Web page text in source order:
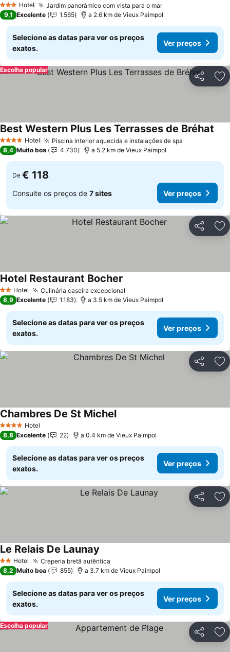
3 EstrelasHotel Jardim panorâmico com vista para o mar
9,1 Excelente 1.565 a 2.6 km de Vieux Paimpol
Selecione as datas para ver os preços
exatos.
Ver preços
Partilhar
Escolha popular
4 EstrelasHotel Piscina interior aquecida e instalações de spa
Best Western Plus Les Terrasses de Bréhat
8,4 Muito boa 4.730 a 5.2 km de Vieux Paimpol
De € 118
Consulte os preços de 7 sites Ver preços
Partilhar
2 Estrelas
Hotel Culinária caseira excepcional
Hotel Restaurant Bocher
8,9 Excelente 1.183 a 3.5 km de Vieux Paimpol
Selecione as datas para ver os preços
exatos.
Ver preços
Partilhar
4 EstrelasHotel
Chambres De St Michel
8,8 Excelente 22 a 0.4 km de Vieux Paimpol
Selecione as datas para ver os preços
exatos.
Ver preços
Partilhar
2 Estrelas
Hotel Creperia bretã autêntica
Le Relais De Launay
8,2 Muito boa 855 a 3.7 km de Vieux Paimpol
Selecione as datas para ver os preços
exatos.
Ver preços
Partilhar
Escolha popular